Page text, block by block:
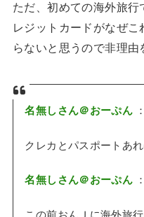
ただ、初めての海外旅行
レジットカードがなぜ
らないと思うので非理由
名無しさん＠おーぷん
クレカとパスポートあ
名無しさん＠おーぷん